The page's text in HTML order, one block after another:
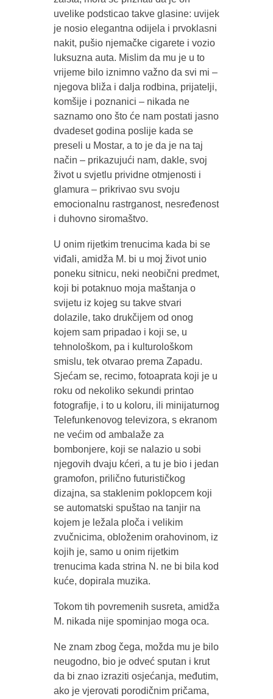
uvelike podsticao takve glasine: uvijek
je nosio elegantna odijela i prvoklasni
nakit, pušio njemačke cigarete i vozio
luksuzna auta. Mislim da mu je u to
vrijeme bilo iznimno važno da svi mi –
njegova bliža i dalja rodbina, prijatelji,
komšije i poznanici – nikada ne
saznamo ono što će nam postati jasno
dvadeset godina poslije kada se
preseli u Mostar, a to je da je na taj
način – prikazujući nam, dakle, svoj
život u svjetlu prividne otmjenosti i
glamura – prikrivao svu svoju
emocionalnu rastrganost, nesređenost
i duhovno siromaštvo.
U onim rijetkim trenucima kada bi se
viđali, amidža M. bi u moj život unio
poneku sitnicu, neki neobični predmet,
koji bi potaknuo moja maštanja o
svijetu iz kojeg su takve stvari
dolazile, tako drukčijem od onog
kojem sam pripadao i koji se, u
tehnološkom, pa i kulturološkom
smislu, tek otvarao prema Zapadu.
Sjećam se, recimo, fotoaprata koji je u
roku od nekoliko sekundi printao
fotografije, i to u koloru, ili minijaturnog
Telefunkenovog televizora, s ekranom
ne većim od ambalaže za
bombonjere, koji se nalazio u sobi
njegovih dvaju kćeri, a tu je bio i jedan
gramofon, prilično futurističkog
dizajna, sa staklenim poklopcem koji
se automatski spuštao na tanjir na
kojem je ležala ploča i velikim
zvučnicima, obloženim orahovinom, iz
kojih je, samo u onim rijetkim
trenucima kada strina N. ne bi bila kod
kuće, dopirala muzika.
Tokom tih povremenih susreta, amidža
M. nikada nije spominjao moga oca.
Ne znam zbog čega, možda mu je bilo
neugodno, bio je odveć sputan i krut
da bi znao izraziti osjećanja, međutim,
ako je vjerovati porodičnim pričama,